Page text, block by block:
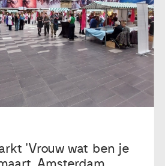
'Vrouw wat ben je